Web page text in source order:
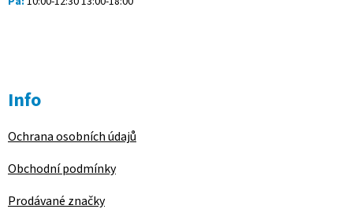
Info
Ochrana osobních údajů
Obchodní podmínky
Prodávané značky